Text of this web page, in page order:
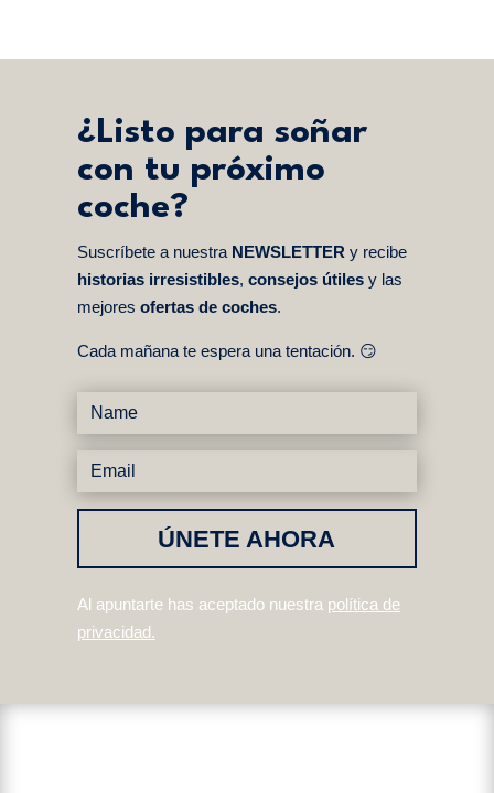
¿Listo para soñar
con tu próximo
coche?
Suscríbete a nuestra NEWSLETTER y recibe
historias irresistibles, consejos útilesy las
mejores ofertas de coches.
Cada mañana te espera una tentación. 😏
ÚNETE AHORA
Al apuntarte has aceptado nuestra política de
privacidad.